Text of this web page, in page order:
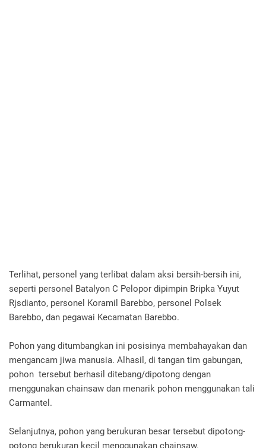
Terlihat, personel yang terlibat dalam aksi bersih-bersih ini,
seperti personel Batalyon C Pelopor dipimpin Bripka Yuyut
Rjsdianto, personel Koramil Barebbo, personel Polsek
Barebbo, dan pegawai Kecamatan Barebbo.
Pohon yang ditumbangkan ini posisinya membahayakan dan
mengancam jiwa manusia. Alhasil, di tangan tim gabungan,
pohon tersebut berhasil ditebang/dipotong dengan
menggunakan chainsaw dan menarik pohon menggunakan tali
Carmantel.
Selanjutnya, pohon yang berukuran besar tersebut dipotong-
potong berukuran kecil menggunakan chainsaw.